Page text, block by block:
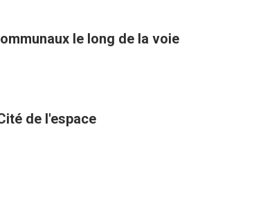
le long de la voie
de l'espace